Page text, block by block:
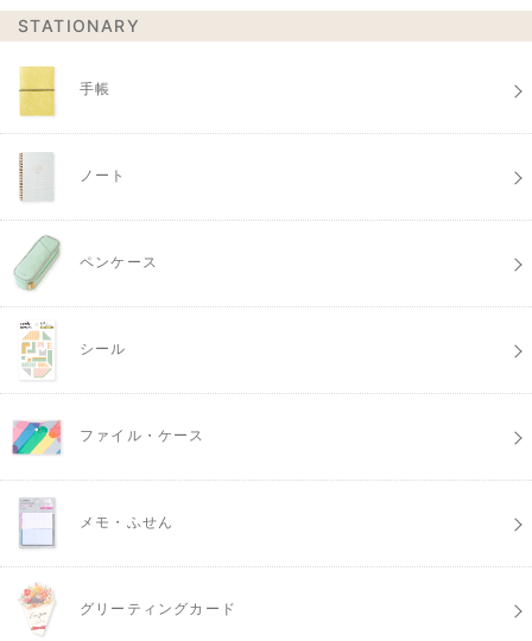
STATIONARY
手帳
ノート
ペンケース
シール
ファイル・ケース
メモ・ふせん
グリーティングカード